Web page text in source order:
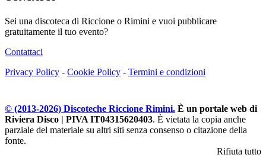
Sei una discoteca di Riccione o Rimini e vuoi pubblicare
gratuitamente il tuo evento?
Contattaci
Privacy Policy - Cookie Policy - Termini e condizioni
© (2013-2026) Discoteche Riccione Rimini. È un portale web di
Riviera Disco | PIVA IT04315620403. È vietata la copia anche
parziale del materiale su altri siti senza consenso o citazione della
fonte.
Rifiuta tutto